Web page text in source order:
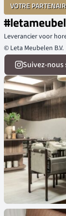
VOTRE
Leverancier voor
© Leta Meubelen B.V.
Suivez-